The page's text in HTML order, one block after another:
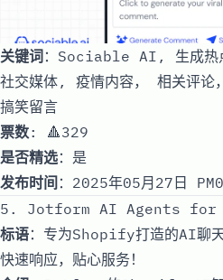
关键词：Sociable AI, 生成热
社交媒体, 疫情内容， 相关评论
搞笑留言
票数: 🔺329
是否精选：是
发布时间 ：2025年05月27日
5. Jotform AI Agents for
标语：专为Shopify打造的AI聊
快速响应，贴心服务！